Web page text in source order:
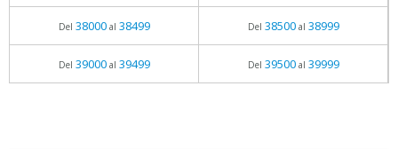
Del 38000al 38499 Del 38500al 38999
Del 39000al 39499 Del 39500al 39999